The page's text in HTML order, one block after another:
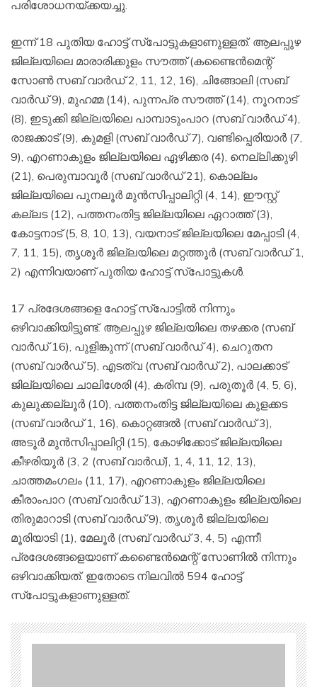
പരിശോധനയ്ക്കയച്ചു.
ഇന്ന് 18 പുതിയ ഹോട്ട് സ്‌പോട്ടുകളാണുള്ളത്. ആലപ്പുഴ
ജില്ലയിലെ മാരാരിക്കുളം സൗത്ത് (കണ്ടൈന്‍മെന്റ്
സോണ്‍ സബ് വാര്‍ഡ് 2, 11, 12, 16), ചിങ്ങോലി (സബ്
വാര്‍ഡ് 9), മുഹമ്മ (14), പുന്നപ്ര സൗത്ത് (14), നൂറനാട്
(8), ഇടുക്കി ജില്ലയിലെ പാമ്പാടുംപാറ (സബ് വാര്‍ഡ് 4),
രാജക്കാട് (9), കുമളി (സബ് വാര്‍ഡ് 7), വണ്ടിപ്പെരിയാര്‍ (7,
9), എറണാകുളം ജില്ലയിലെ ഏഴിക്കര (4), നെല്ലിക്കുഴി
(21), പെരുമ്പാവൂര്‍ (സബ് വാര്‍ഡ് 21), കൊല്ലം
ജില്ലയിലെ പുനലൂര്‍ മുന്‍സിപ്പാലിറ്റി (4, 14), ഈസ്റ്റ്
കല്ലട (12), പത്തനംതിട്ട ജില്ലയിലെ ഏറാത്ത് (3),
കോട്ടനാട് (5, 8, 10, 13), വയനാട് ജില്ലയിലെ മേപ്പാടി (4,
7, 11, 15), തൃശൂര്‍ ജില്ലയിലെ മറ്റത്തൂര്‍ (സബ് വാര്‍ഡ് 1,
2) എന്നിവയാണ് പുതിയ ഹോട്ട് സ്‌പോട്ടുകള്‍.
17 പ്രദേശങ്ങളെ ഹോട്ട് സ്‌പോട്ടില്‍ നിന്നും
ഒഴിവാക്കിയിട്ടുണ്ട്. ആലപ്പുഴ ജില്ലയിലെ തഴക്കര (സബ്
വാര്‍ഡ് 16), പുളിങ്കുന്ന് (സബ് വാര്‍ഡ് 4), ചെറുതന
(സബ് വാര്‍ഡ് 5), എടത്വ (സബ് വാര്‍ഡ് 2), പാലക്കാട്
ജില്ലയിലെ ചാലിശേരി (4), കരിമ്പ (9), പരുതൂര്‍ (4, 5, 6),
കുലുക്കല്ലൂര്‍ (10), പത്തനംതിട്ട ജില്ലയിലെ കുളക്കട
(സബ് വാര്‍ഡ് 1, 16), കൊറ്റങ്ങല്‍ (സബ് വാര്‍ഡ് 3),
അടൂര്‍ മുന്‍സിപ്പാലിറ്റി (15), കോഴിക്കോട് ജില്ലയിലെ
കീഴരിയൂര്‍ (3, 2 (സബ് വാര്‍ഡ്), 1, 4, 11, 12, 13),
ചാത്തമംഗലം (11, 17), എറണാകുളം ജില്ലയിലെ
കീരാംപാറ (സബ് വാര്‍ഡ് 13), എറണാകുളം ജില്ലയിലെ
തിരുമാറാടി (സബ് വാര്‍ഡ് 9), തൃശൂര്‍ ജില്ലയിലെ
മൂരിയാടി (1), മേലൂര്‍ (സബ് വാര്‍ഡ് 3, 4, 5) എന്നീ
പ്രദേശങ്ങളെയാണ് കണ്ടൈന്‍മെന്റ് സോണില്‍ നിന്നും
ഒഴിവാക്കിയത്. ഇതോടെ നിലവില്‍ 594 ഹോട്ട്
സ്‌പോട്ടുകളാണുള്ളത്.